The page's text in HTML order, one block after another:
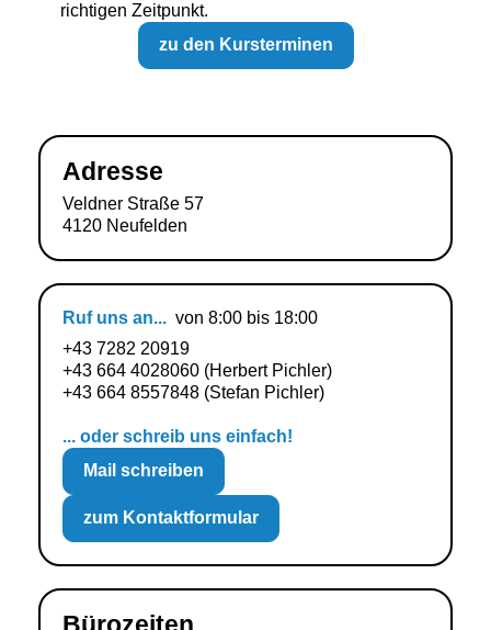
richtigen Zeitpunkt.
zu den Kursterminen
Adresse
Veldner Straße 57
4120 Neufelden
Ruf uns an... von 8:00 bis 18:00
+43 7282 20919
+43 664 4028060 (Herbert Pichler)
+43 664 8557848 (Stefan Pichler)
... oder schreib uns einfach!
Mail schreiben
zum Kontaktformular